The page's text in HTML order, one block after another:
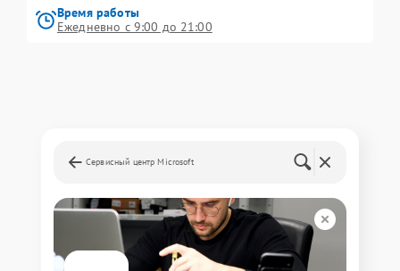
Время работы
Ежедневно с 9:00 до 21:00
Сервисный центр Microsoft